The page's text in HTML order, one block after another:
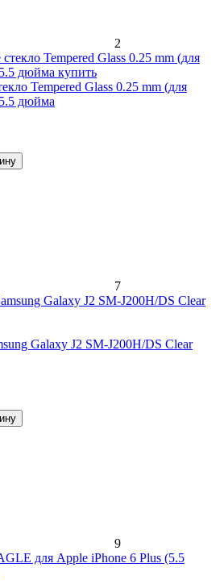
2
Tempered Glass 0.25 mm (для
дюйма
7
Galaxy J2 SM-J200H/DS Clear
9